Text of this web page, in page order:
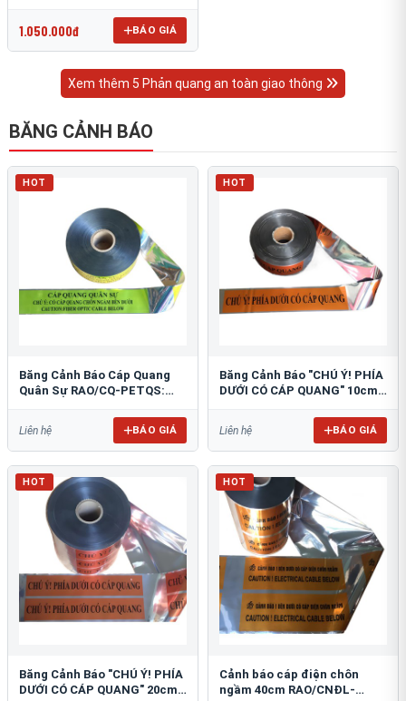
1.050.000đ BÁO GIÁ
Xem thêm 5 Phản quang an toàn giao thông
BĂNG CẢNH BÁO
HOT
Băng Cảnh Báo Cáp Quang
Quân Sự RAO/CQ-PETQS:
Liên hệ BÁO GIÁ
HOT
Băng Cảnh Báo "CHÚ Ý! PHÍA
DƯỚI CÓ CÁP QUANG" 10cm:
Liên hệ BÁO GIÁ
HOT
Băng Cảnh Báo "CHÚ Ý! PHÍA
DƯỚI CÓ CÁP QUANG" 20cm
HOT
Cảnh báo cáp điện chôn
ngầm 40cm RAO/CNĐL-